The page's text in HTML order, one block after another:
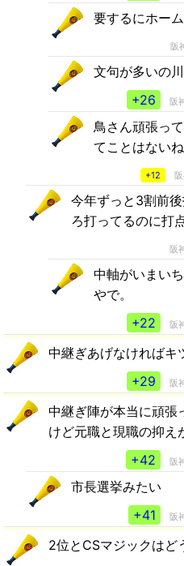
要するにホー
阪
文句が多いの
+26
阪
鳥さん頑張っ
てことはないね
+12 阪
今年ずっと3割前
ろ打ってるのに打
阪
中軸がいまい
やで。
+22
阪
中継ぎあげなければキ
+29
阪
中継ぎ陣が本当に頑張
けど元職と現職の抑え
+42
阪
市長選挙みたい
+41
阪
2位とCSマジックはど